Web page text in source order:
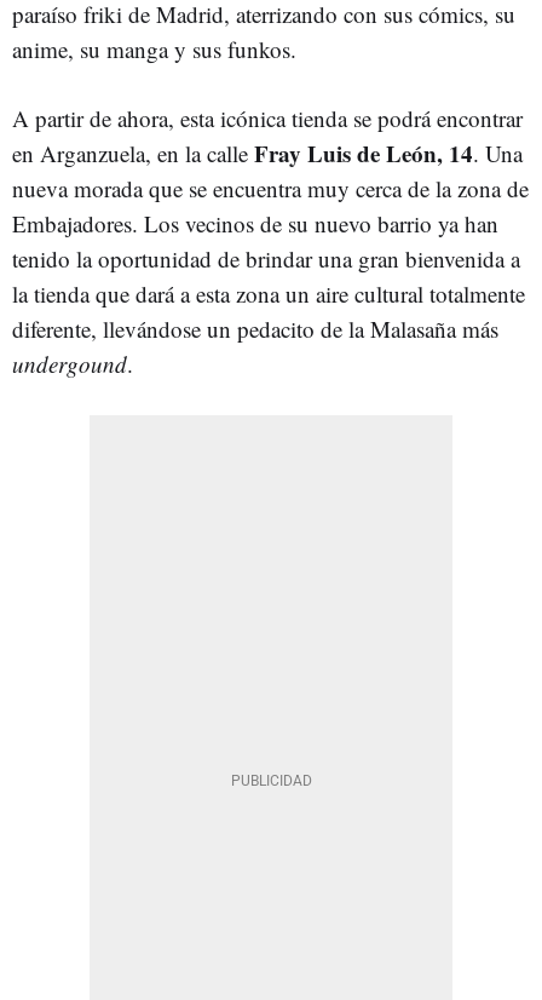
paraíso friki de Madrid, aterrizando con sus cómics, su
anime, su manga y sus funkos.
A partir de ahora, esta icónica tienda se podrá encontrar
en Arganzuela, en la calle Fray Luis de León, 14. Una
nueva morada que se encuentra muy cerca de la zona de
Embajadores. Los vecinos de su nuevo barrio ya han
tenido la oportunidad de brindar una gran bienvenida a
la tienda que dará a esta zona un aire cultural totalmente
diferente, llevándose un pedacito de la Malasaña más
undergound.